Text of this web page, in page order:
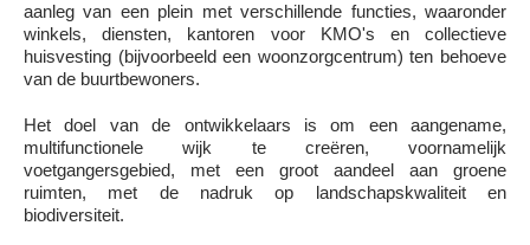
aanleg van een plein met verschillende functies, waaronder
winkels, diensten, kantoren voor KMO's en collectieve
huisvesting (bijvoorbeeld een woonzorgcentrum) ten behoeve
van de buurtbewoners.
Het doel van de ontwikkelaars is om een aangename,
multifunctionele wijk te creëren, voornamelijk
voetgangersgebied, met een groot aandeel aan groene
ruimten, met de nadruk op landschapskwaliteit en
biodiversiteit.